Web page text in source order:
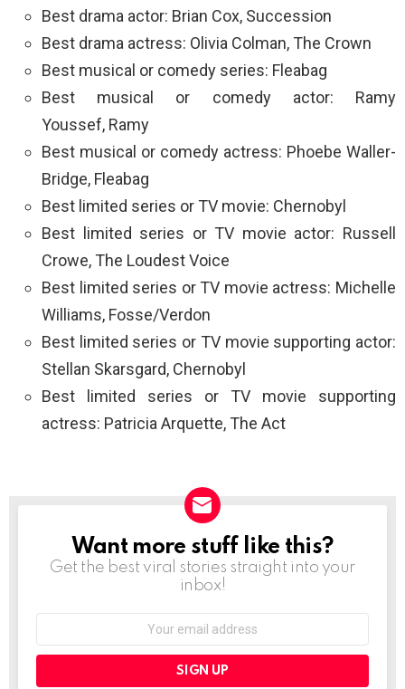
Best drama actor: Brian Cox, Succession
Best drama actress: Olivia Colman, The Crown
Best musical or comedy series: Fleabag
Best musical or comedy actor: Ramy
Youssef, Ramy
Best musical or comedy actress: Phoebe Waller-
Bridge, Fleabag
Best limited series or TV movie: Chernobyl
Best limited series or TV movie actor: Russell
Crowe, The Loudest Voice
Best limited series or TV movie actress: Michelle
Williams, Fosse/Verdon
Best limited series or TV movie supporting actor:
Stellan Skarsgard, Chernobyl
Best limited series or TV movie supporting
actress: Patricia Arquette, The Act
NEWSLETTER
Want more stuff like this?
Get the best viral stories straight into your
inbox!